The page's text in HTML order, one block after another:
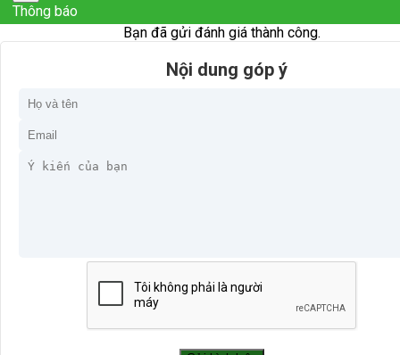
Thông báo
Bạn đã gửi đánh giá thành công.
Nội dung góp ý